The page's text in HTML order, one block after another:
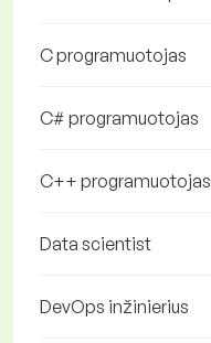
C programuotojas
C# programuotojas
C++ programuotojas
Data scientist
DevOps inžinierius